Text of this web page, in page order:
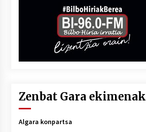
Zenbat Gara ekimenak
Algara konpartsa